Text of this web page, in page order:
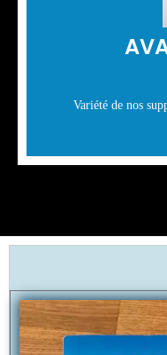
Variété de nos